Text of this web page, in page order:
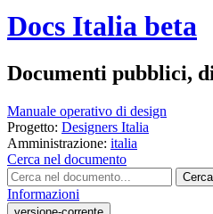
Docs Italia beta
Documenti pubblici,
Manuale operativo di design
Progetto: Designers Italia
Amministrazione: italia
Cerca nel documento
Informazioni